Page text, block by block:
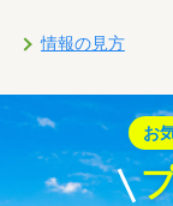
情報の見方
お